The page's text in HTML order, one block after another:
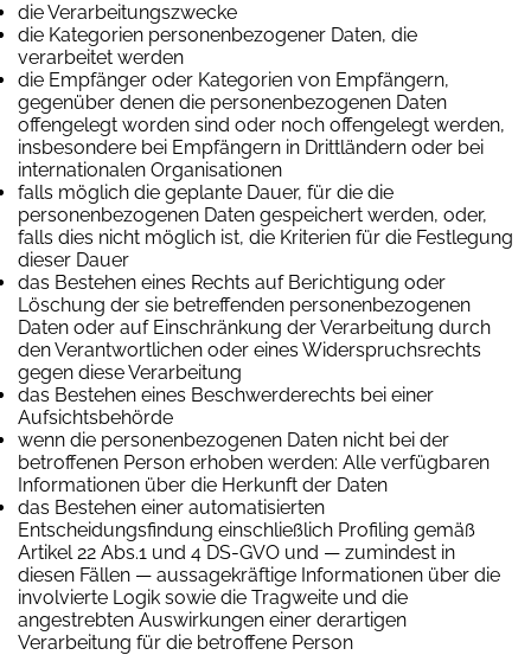
die Verarbeitungszwecke
die Kategorien personenbezogener Daten, die
verarbeitet werden
die Empfänger oder Kategorien von Empfängern,
gegenüber denen die personenbezogenen Daten
offengelegt worden sind oder noch offengelegt werden,
insbesondere bei Empfängern in Drittländern oder bei
internationalen Organisationen
falls möglich die geplante Dauer, für die die
personenbezogenen Daten gespeichert werden, oder,
falls dies nicht möglich ist, die Kriterien für die Festlegung
dieser Dauer
das Bestehen eines Rechts auf Berichtigung oder
Löschung der sie betreffenden personenbezogenen
Daten oder auf Einschränkung der Verarbeitung durch
den Verantwortlichen oder eines Widerspruchsrechts
gegen diese Verarbeitung
das Bestehen eines Beschwerderechts bei einer
Aufsichtsbehörde
wenn die personenbezogenen Daten nicht bei der
betroffenen Person erhoben werden: Alle verfügbaren
Informationen über die Herkunft der Daten
das Bestehen einer automatisierten
Entscheidungsfindung einschließlich Profiling gemäß
Artikel 22 Abs.1 und 4 DS-GVO und — zumindest in
diesen Fällen — aussagekräftige Informationen über die
involvierte Logik sowie die Tragweite und die
angestrebten Auswirkungen einer derartigen
Verarbeitung für die betroffene Person